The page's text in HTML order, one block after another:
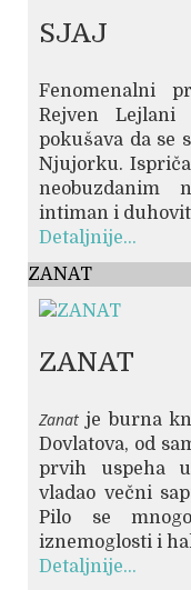
SJAJ
Fenomenalni
Rejven
pokušava da se
Njujorku.
neobuzdanim
intiman i
Detaljnije...
ZANAT
ZANAT
Zanat je burna
Dovlatova, od
prvih uspeha
vladao večni
Pilo se
iznemoglosti i
Detaljnije...